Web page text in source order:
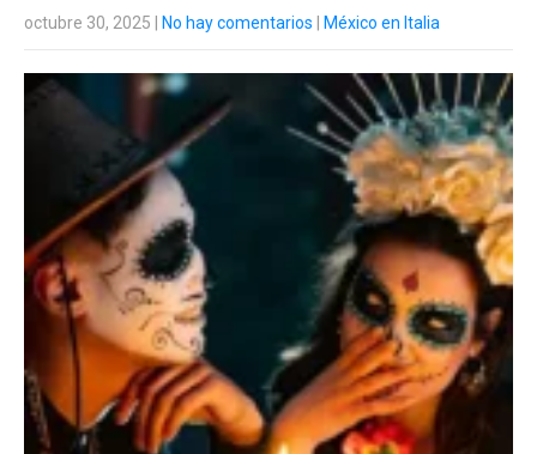
octubre 30, 2025 No hay comentarios México en Italia